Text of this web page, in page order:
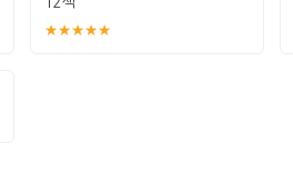
★★★★★